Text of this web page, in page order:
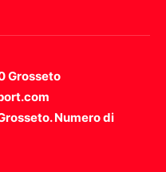
Grosseto
Numero di